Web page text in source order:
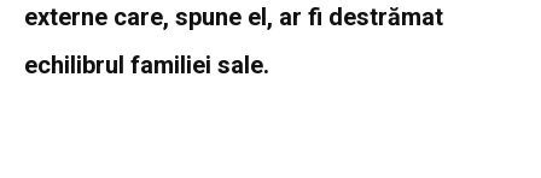
externe care, spune el, ar fi destrămat
echilibrul familiei sale.